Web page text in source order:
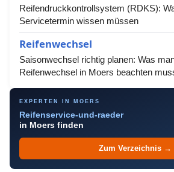
Reifendruckkontrollsystem (RDKS):
Servicetermin wissen müssen
Reifenwechsel
Saisonwechsel richtig planen: Was
Reifenwechsel in Moers beachten
EXPERTEN IN MOERS
Reifenservice-und-raeder
in Moers finden
Zum Verzeichnis →